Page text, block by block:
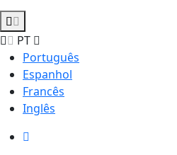
PT
Português
Espanhol
Francês
Inglês